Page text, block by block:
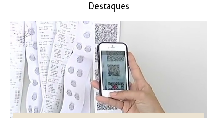
Destaques